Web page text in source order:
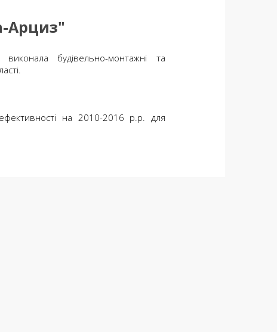
Арциз"
будівельно-монтажні та
на 2010-2016 р.р. для